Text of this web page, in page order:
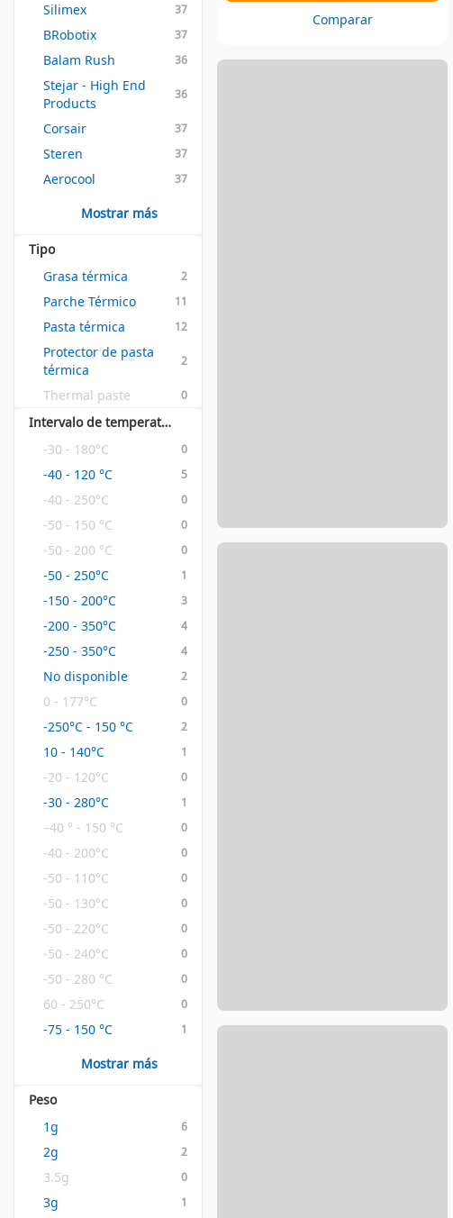
Silimex 37
BRobotix 37
Balam Rush 36
Stejar - High End
Products
36
Corsair 37
Steren 37
Aerocool 37
Mostrar más
Tipo
Grasa térmica
2
Parche Térmico 11
Pasta térmica 12
Protector de pasta
térmica
2
Thermal paste 0
Intervalo de temperatura operativa
-30 - 180°C
0
-40 - 120 °C 5
-40 - 250°C 0
-50 - 150 °C 0
-50 - 200 °C 0
-50 - 250°C 1
-150 - 200°C 3
-200 - 350°C 4
-250 - 350°C 4
No disponible 2
0 - 177°C 0
-250°C - 150 °C 2
10 - 140°C 1
-20 - 120°C 0
-30 - 280°C 1
–40 ° - 150 °C 0
-40 - 200°C 0
-50 - 110°C 0
-50 - 130°C 0
-50 - 220°C 0
-50 - 240°C 0
-50 - 280 °C 0
60 - 250°C 0
-75 - 150 °C 1
Mostrar más
Peso
1g
6
2g 2
3.5g 0
3g 1
Comparar